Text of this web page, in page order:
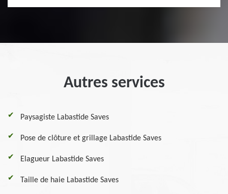
Autres services
Paysagiste Labastide Saves
Pose de clôture et grillage Labastide Saves
Elagueur Labastide Saves
Taille de haie Labastide Saves